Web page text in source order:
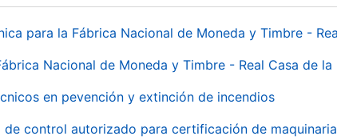
para la Fábrica Nacional de Moneda y Timbre -
Nacional de Moneda y Timbre - Real Casa de la
en pevención y extinción de incendios
control autorizado para certificación de maquinaria